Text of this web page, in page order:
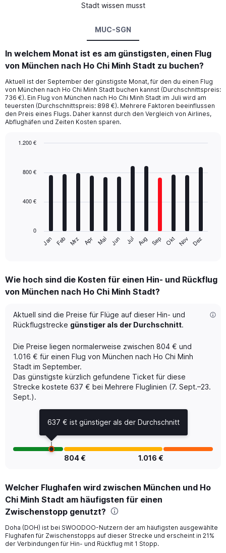
Stadt wissen musst
MUC-SGN
In welchem Monat ist es am günstigsten, einen Flug
von München nach Ho Chi Minh Stadt zu buchen?
Aktuell ist der September der günstigste Monat, für den du einen Flug
von München nach Ho Chi Minh Stadt buchen kannst (Durchschnittspreis:
736 €). Ein Flug von München nach Ho Chi Minh Stadt im Juli wird am
teuersten (Durchschnittspreis: 898 €). Mehrere Faktoren beeinflussen
den Preis eines Flugs. Daher kannst durch den Vergleich von Airlines,
Abflughäfen und Zeiten Kosten sparen.
with
The
Range:
12
The
chart
has
Y
axis
displaying
values.
Range:
0
Jan Feb Mrz Apr Mai Jun Jul Aug Sep Okt Nov Dez
0
400 €
800 €
1.200 €
Wie hoch sind die Kosten für einen Hin- und Rückflug
von München nach Ho Chi Minh Stadt?
Aktuell sind die Preise für Flüge auf dieser Hin- und
Rückflugstrecke günstiger als der Durchschnitt.
Die Preise liegen normalerweise zwischen 804 € und
1.016 € für einen Flug von München nach Ho Chi Minh
Stadt im September.
Das günstigste kürzlich gefundene Ticket für diese
Strecke kostete 637 € bei Mehrere Fluglinien (7. Sept.–23.
Sept.).
804 € 1.016 €
Welcher Flughafen wird zwischen München und Ho
Chi Minh Stadt am häufigsten für einen
Zwischenstopp genutzt?
Doha (DOH) ist bei SWOODOO-Nutzern der am häufigsten ausgewählte
Flughafen für Zwischenstopps auf dieser Strecke und erscheint in 21%
der Verbindungen für Hin- und Rückflug mit 1 Stopp.
637 € ist günstiger als der Durchschnitt